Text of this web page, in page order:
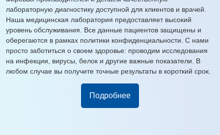
лабораторную диагностику доступной для клиентов и врачей.
Наша медицинская лаборатория предоставляет высокий
уровень обслуживания. Все данные пациентов защищены и
оберегаются в рамках политики конфиденциальности. С нами
просто заботиться о своем здоровье: проводим исследования
на инфекции, вирусы, белок и другие важные показатели. В
любом случае вы получите точные результаты в короткий срок.
Подробнее